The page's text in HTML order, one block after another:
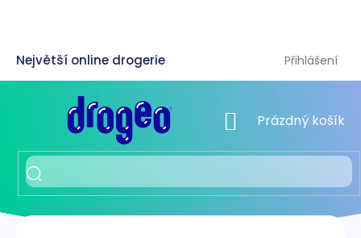
Přihlášení
NÁKUPNÍ KOŠÍK
Prázdný košík